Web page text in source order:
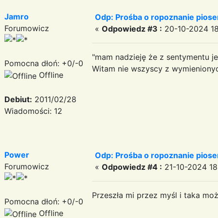
Jamro
Forumowicz
Pomocna dłoń: +0/-0
Offline
Debiut: 2011/02/28
Wiadomości: 12
Odp: Prośba o ropoznanie
« Odpowiedz #3 : 20-10-2024
"mam nadzieję że z sentymentu
Witam nie wszyscy z
Power
Forumowicz
Pomocna dłoń: +0/-0
Offline
Odp: Prośba o ropoznanie
« Odpowiedz #4 : 21-10-2024
Przeszła mi przez myśl i taka